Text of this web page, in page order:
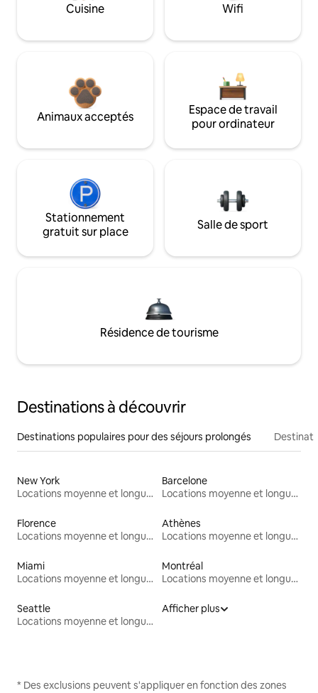
Cuisine Wifi
Animaux acceptés
Espace de travail
pour ordinateur
Stationnement
gratuit sur place
Salle de sport
Résidence de tourisme
Destinations à découvrir
Destinations populaires pour des séjours prolongés
New York
Locations moyenne et longue durée
Barcelone
Locations moyenne et longue durée
Florence
Locations moyenne et longue durée
Athènes
Locations moyenne et longue durée
Miami
Locations moyenne et longue durée
Montréal
Locations moyenne et longue durée
Seattle
Locations moyenne et longue durée
Afficher plus
* Des exclusions peuvent s'appliquer en fonction des zones